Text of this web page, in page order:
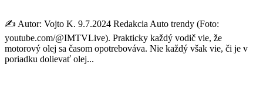
✍️ Autor: Vojto K. 9.7.2024 Redakcia Auto trendy (Foto:
youtube.com/@IMTVLive). Prakticky každý vodič vie, že
motorový olej sa časom opotrebováva. Nie každý však vie, či je v
poriadku dolievať olej...